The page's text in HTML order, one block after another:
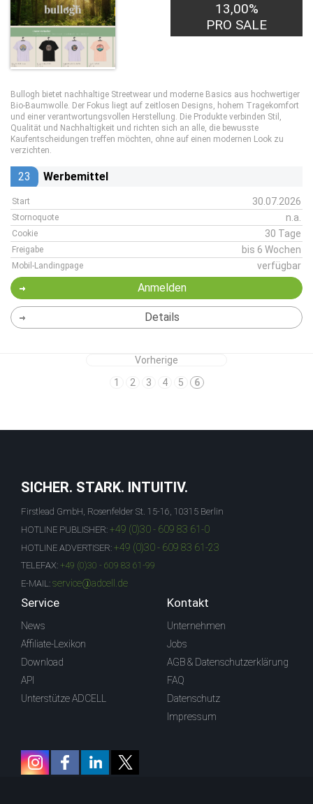
13,00%
PRO SALE
Bullogh bietet nachhaltige Streetwear und moderne Basics aus hochwertiger
Bio-Baumwolle. Der Fokus liegt auf zeitlosen Designs, hohem Tragekomfort
und einer verantwortungsvollen Herstellung. Die Produkte verbinden Stil,
Qualität und Nachhaltigkeit und richten sich an alle, die bewusste
Kaufentscheidungen treffen möchten, ohne auf einen modernen Look zu
verzichten.
23 Werbemittel
Start 30.07.2026
Stornoquote n.a.
Cookie 30 Tage
Freigabe bis 6 Wochen
Mobil-Landingpage verfügbar
Anmelden
Details
Vorherige
1
2 3 4 5 6
SICHER. STARK. INTUITIV.
Firstlead GmbH, Rosenfelder St. 15-16, 10315 Berlin
HOTLINE PUBLISHER: +49 (0)30 - 609 83 61-0
HOTLINE ADVERTISER: +49 (0)30 - 609 83 61-23
TELEFAX: +49 (0)30 - 609 83 61-99
E-MAIL: service@adcell.de
Service
News
Affiliate-Lexikon
Download
API
Unterstütze ADCELL
Kontakt
Unternehmen
Jobs
AGB & Datenschutzerklärung
FAQ
Datenschutz
Impressum